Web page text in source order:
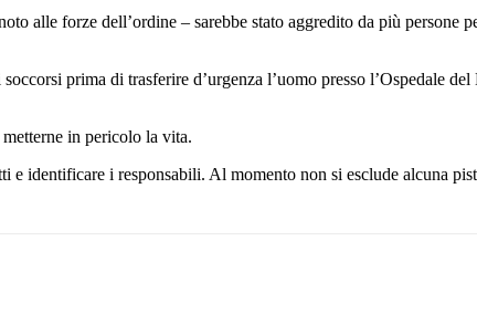
alle forze dell’ordine – sarebbe stato aggredito da più persone
prima di trasferire d’urgenza l’uomo presso l’Ospedale
in pericolo la vita.
identificare i responsabili. Al momento non si esclude alcuna